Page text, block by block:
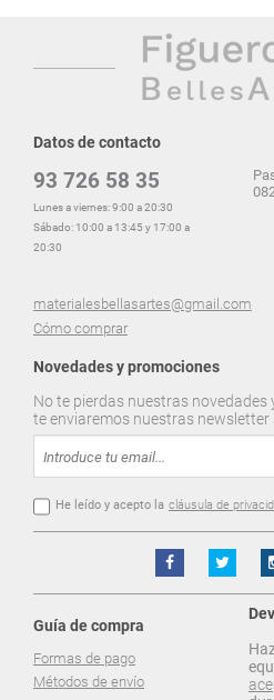
Datos de contacto
93 726 58 35
Lunes a viernes: 9:00 a 20:30
Sábado: 10:00 a 13:45 y 17:00 a
20:30
materialesbellasartes@gmail.com
Cómo comprar
Novedades y promociones
No te pierdas nuestras
te enviaremos nuestras newsletter
He leído y acepto la cláusula de
Guía de compra
Formas de pago
Métodos de envío